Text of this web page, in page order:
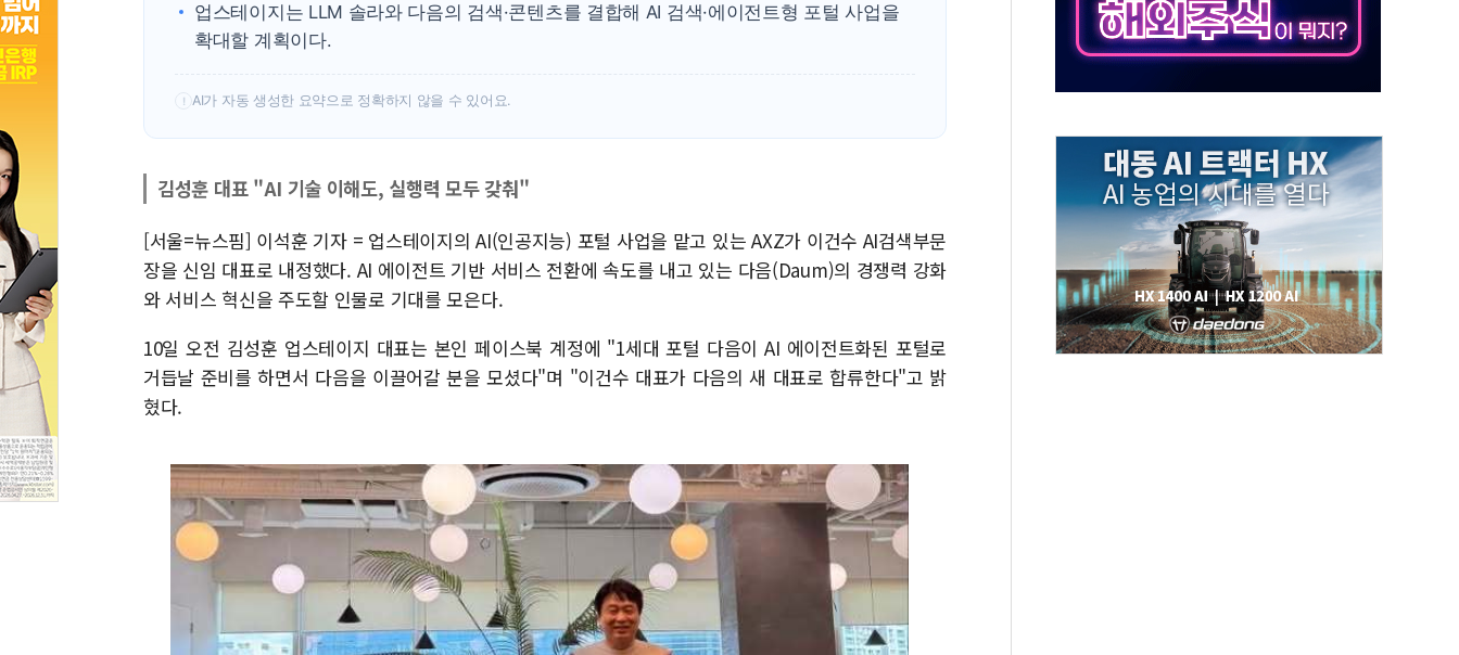
민주당, 오늘 제주·인천 경선 발표...김민석 '재역전' vs 정청래 '격차 확대'
뉴욕증시, 고용 쇼크에 금리 인상 우려 후퇴…S&P500 최고치
업스테이지는 LLM 솔라와 다음의 검색·콘텐츠를 결합해 AI 검색·에이전트형 포털 사업을
확대할 계획이다.
! AI가 자동 생성한 요약으로 정확하지 않을 수 있어요.
김성훈 대표 "AI 기술 이해도, 실행력 모두 갖춰"
[서울=뉴스핌] 이석훈 기자 = 업스테이지의 AI(인공지능) 포털 사업을 맡고 있는 AXZ가 이건수 AI검색부문
장을 신임 대표로 내정했다. AI 에이전트 기반 서비스 전환에 속도를 내고 있는 다음(Daum)의 경쟁력 강화
와 서비스 혁신을 주도할 인물로 기대를 모은다.
10일 오전 김성훈 업스테이지 대표는 본인 페이스북 계정에 "1세대 포털 다음이 AI 에이전트화된 포털로
거듭날 준비를 하면서 다음을 이끌어갈 분을 모셨다"며 "이건수 대표가 다음의 새 대표로 합류한다"고 밝
혔다.